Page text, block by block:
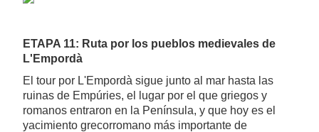
ETAPA 11: Ruta por los pueblos medievales de
L'Empordà
El tour por L'Empordà sigue junto al mar hasta las
ruinas de Empúries, el lugar por el que griegos y
romanos entraron en la Península, y que hoy es el
yacimiento grecorromano más importante de